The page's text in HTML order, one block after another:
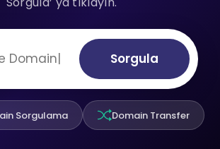
Sorgula
Sorgulama Domain Transfer